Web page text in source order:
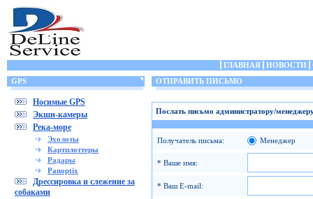
ГЛАВНАЯ НОВОСТИ
GPS
Носимые GPS
Экшн-камеры
Река-море
Эхолоты
Картплоттеры
Радары
Panoptix
Дрессировка и слежение за
собаками
ОТПРАВИТЬ ПИСЬМО
Послать письмо администратору/
Получатель письма: Менеджер
* Ваше имя:
* Ваш E-mail: